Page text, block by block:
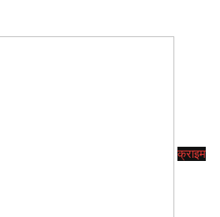
क्राइम